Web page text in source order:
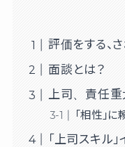
評価をする、
面談とは？
上司、責任重
「相性」に
「上司スキル